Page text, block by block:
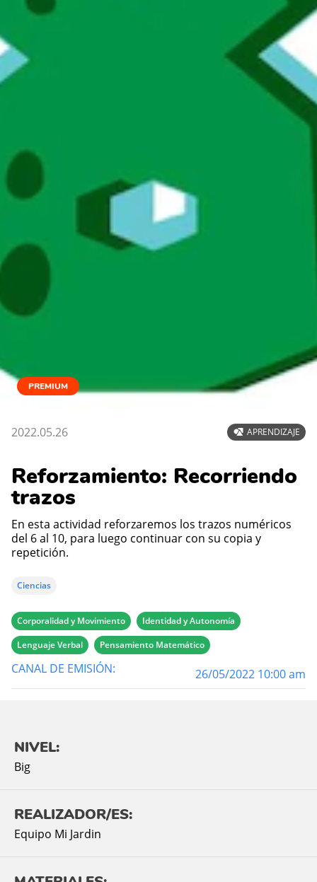
PREMIUM
2022.05.26 APRENDIZAJE
Reforzamiento: Recorriendo
trazos
En esta actividad reforzaremos los trazos numéricos
del 6 al 10, para luego continuar con su copia y
repetición.
Ciencias
Corporalidad y Movimiento
Identidad y Autonomía
Lenguaje Verbal
Pensamiento Matemático
CANAL DE EMISIÓN: 26/05/2022 10:00 am
NIVEL:
Big
REALIZADOR/ES:
Equipo Mi Jardin